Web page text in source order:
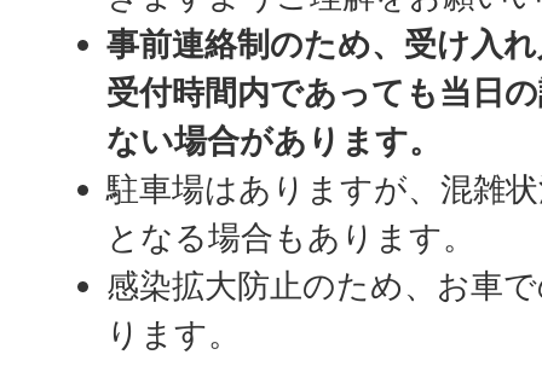
事前連絡制のため、受け入
受付時間内であっても当日
ない場合があります。
駐車場はありますが、混雑
となる場合もあります。
感染拡大防止のため、お車
ります。